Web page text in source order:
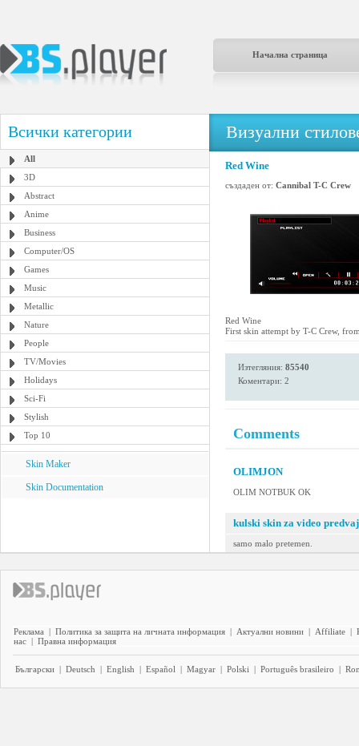
Начална страница
Всички категории
All
3D
Abstract
Anime
Business
Computer/OS
Games
Music
Metallic
Nature
People
TV/Movies
Holidays
Sci-Fi
Stylish
Top 10
Skin Maker
Skin Documentation
Визуални
Red Wine
създаден от: Cannibal T-C Crew
Red Wine
First skin attempt by T-C Crew,
Изтегляния: 85540
Коментари: 2
Comments
OLIMJON
OLIM NOTBUK OK
kulski skin za video
samo malo pretemen.
Реклама | Политика за защита на личната информация | Актуални новини | Affiliate |
нас | Правна информация
Български | Deutsch | English | Español | Magyar | Polski | Português brasileiro |